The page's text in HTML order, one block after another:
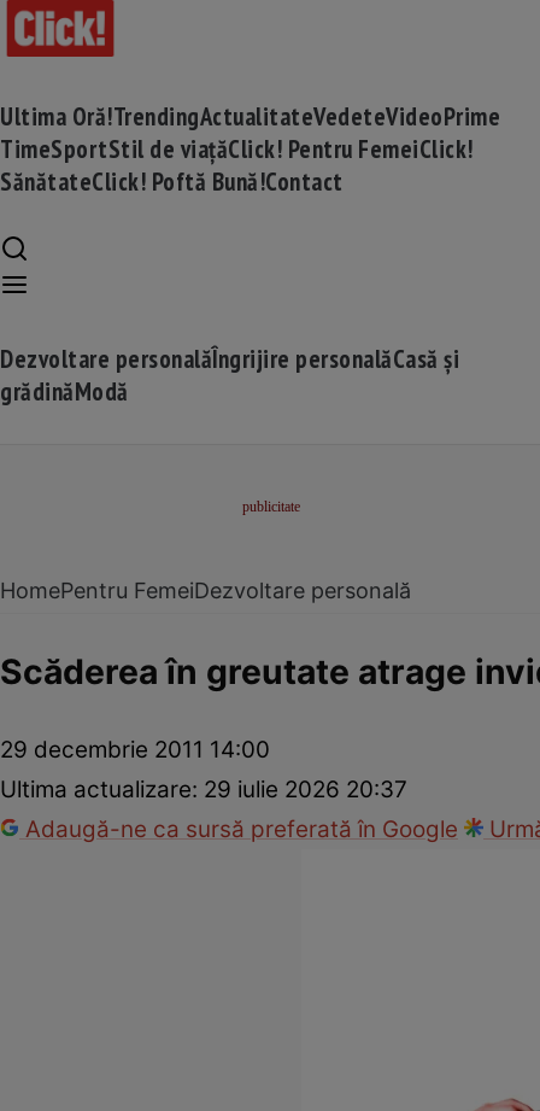
Ultima Oră!TrendingActualitateVedeteVideoPrime
TimeSportStil de viațăClick! Pentru FemeiClick!
SănătateClick! Poftă Bună!Contact
Dezvoltare personalăÎngrijire personalăCasă și
grădinăModă
HomePentru FemeiDezvoltare personală
Scăderea în greutate atrage
29 decembrie 2011 14:00
Ultima actualizare: 29 iulie 2026 20:37
Adaugă-ne ca sursă preferată în Google